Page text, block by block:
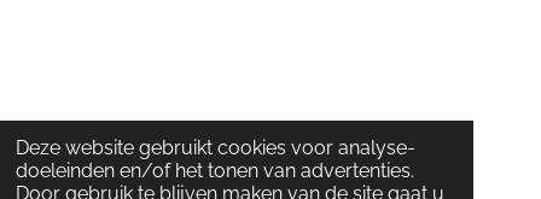
Deze website gebruikt cookies voor analyse-
doeleinden en/of het tonen van advertenties.
Door gebruik te blijven maken van de site gaat u